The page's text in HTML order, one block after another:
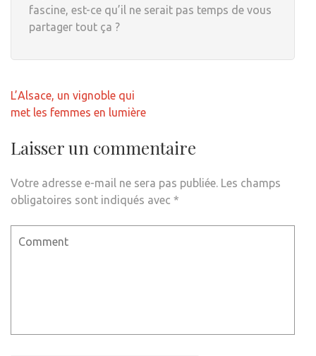
fascine, est-ce qu’il ne serait pas temps de vous
partager tout ça ?
Navigation
de
L’Alsace, un vignoble qui
met les femmes en lumière
Laisser un commentaire
Votre adresse e-mail ne sera pas publiée. Les champs
obligatoires sont indiqués avec *